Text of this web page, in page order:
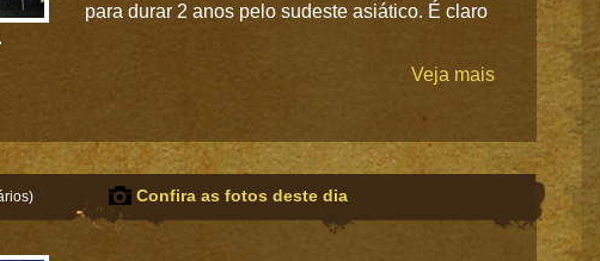
para durar 2 anos pelo sudeste asiático. É claro
Veja mais
) Confira as fotos deste dia